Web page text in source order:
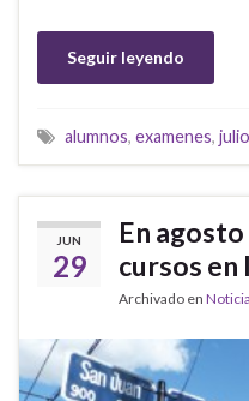
Seguir leyendo
alumnos, examenes, julio
JUN
29
En
cursos en
Archivado en